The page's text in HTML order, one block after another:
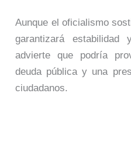
Aunque el oficialismo
garantizará
advierte que podría
deuda pública y una
ciudadanos.